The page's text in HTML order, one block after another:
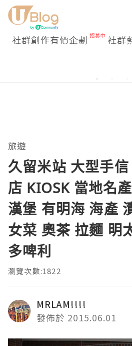
社群創作有價企劃 社群
旅遊
久留米站 大型手
店 KIOSK 當地名
漢堡 有明海 海產
女菜 奧茶 拉麵 明
多啤利
瀏覽次數:1822
MRLAM!!!!
發佈於 2015.06.01